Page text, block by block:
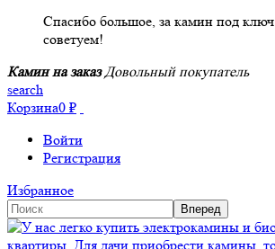
Спасибо большое, за камин под
советуем!
Камин на заказ Довольный покупатель
search
Корзина0 ₽
Войти
Регистрация
Избранное